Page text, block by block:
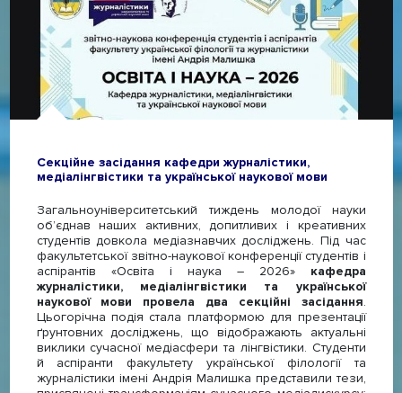
Секційне засідання кафедри журналістики,
медіалінгвістики та української наукової мови
Загальноуніверситетський тиждень молодої науки
об’єднав наших активних, допитливих і креативних
студентів довкола медіазнавчих досліджень. Під час
факультетської звітно-наукової конференції студентів і
аспірантів «Освіта і наука – 2026» кафедра
журналістики, медіалінгвістики та української
наукової мови провела два секційні засідання.
Цьогорічна подія стала платформою для презентації
ґрунтовних досліджень, що відображають актуальні
виклики сучасної медіасфери та лінгвістики. Студенти
й аспіранти факультету української філології та
журналістики імені Андрія Малишка представили тези,